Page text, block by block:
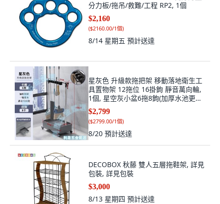
分力板/拖吊/救難/工程 RP2, 1個
$2,160
($2160.00/1個)
8/14 星期五 預計送達
星灰色 升級款拖把架 移動落地衛生工
具置物架 12拖位 16掛鉤 靜音萬向輪,
1個, 星空灰小盆6拖8鉤(加厚水池更耐
用)
$2,799
($2799.00/1個)
8/20 預計送達
DECOBOX 秋藤 雙人五層拖鞋架, 詳見
包裝, 詳見包裝
$3,000
8/13 星期四 預計送達